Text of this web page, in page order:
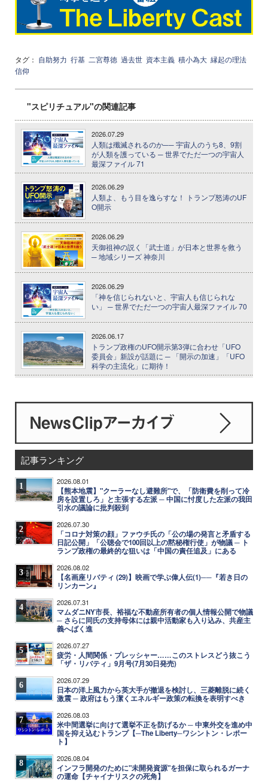
タグ： 自助努力 行基 二宮尊徳 過去世 資本主義 積小為大 縁起の理法
信仰
"スピリチュアル"の関連記事
2026.07.29
人類は殲滅されるのか── 宇宙人のうち8、9割
が人類を護っている ─ 世界でただ一つの宇宙人
最深ファイル 71
2026.06.29
人類よ、もう目を逸らすな！ トランプ怒涛のUF
O開示
2026.06.29
天御祖神の説く「武士道」が日本と世界を救う
─ 地域シリーズ 神奈川
2026.06.29
「神を信じられないと、宇宙人も信じられな
い」 ─ 世界でただ一つの宇宙人最深ファイル 70
2026.06.17
トランプ政権のUFO開示第3弾に合わせ「UFO
委員会」新設が話題に ─ 「開示の加速」「UFO
科学の主流化」に期待！
記事ランキング
1 2026.08.01
【熊本地震】"クーラーなし避難所"で、「防衛費を削って冷
房を設置しろ」と主張する左派 ─ 中国に忖度した左派の我田
引水の議論に批判殺到
2 2026.07.30
「コロナ対策の顔」ファウチ氏の「公の場の発言と矛盾する
日記公開」「公聴会で100回以上の黙秘権行使」が物議 ─ ト
ランプ政権の最終的な狙いは「中国の責任追及」にある
3 2026.08.02
【名画座リバティ (29)】映画で学ぶ偉人伝(1)──『若き日の
リンカーン』
4 2026.07.31
マムダニNY市長、裕福な不動産所有者の個人情報公開で物議
─ さらに同氏の支持母体には親中活動家も入り込み、共産主
義へばく進
5 2026.07.27
疲労・人間関係・プレッシャー……このストレスどう抜こう
「ザ・リバティ」9月号(7月30日発売)
6 2026.07.29
日本の洋上風力から英大手が撤退を検討し、三菱離脱に続く
激震 ─ 政府はもう潔くエネルギー政策の転換を表明すべき
7 2026.08.03
米中間選挙に向けて選挙不正を防げるか ─ 中東外交を進め中
国を抑え込むトランプ【─The Liberty─ワシントン・レポー
ト】
8 2026.08.04
インフラ開発のために"未開発資源"を担保に取られるガーナ
の運命【チャイナリスクの死角】